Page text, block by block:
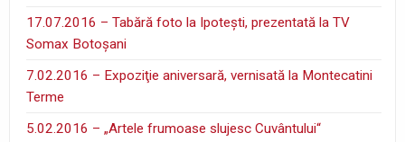
17.07.2016 – Tabără foto la Ipoteşti, prezentată la TV
Somax Botoşani
7.02.2016 – Expoziţie aniversară, vernisată la Montecatini
Terme
5.02.2016 – „Artele frumoase slujesc Cuvântului“